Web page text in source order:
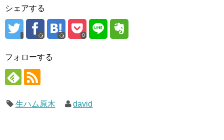
シェアする
0
フォローする
生ハム原木 david